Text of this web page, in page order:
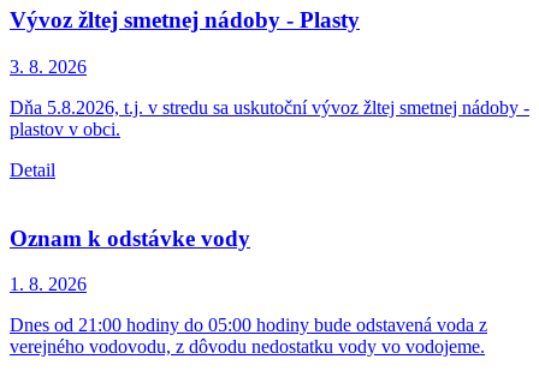
Vývoz žltej smetnej nádoby - Plasty
3. 8. 2026
Dňa 5.8.2026, t.j. v stredu sa uskutoční vývoz žltej smetnej nádoby -
plastov v obci.
Detail
Oznam k odstávke vody
1. 8. 2026
Dnes od 21:00 hodiny do 05:00 hodiny bude odstavená voda z
verejného vodovodu, z dôvodu nedostatku vody vo vodojeme.